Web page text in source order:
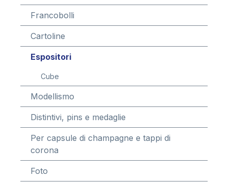
Francobolli
Cartoline
Espositori
Cube
Modellismo
Distintivi, pins e medaglie
Per capsule di champagne e tappi di
corona
Foto